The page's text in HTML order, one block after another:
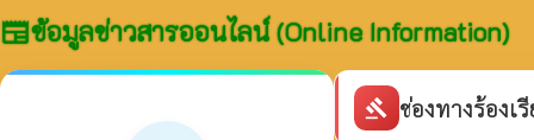
newspaperข้อมูลข่าวสารออนไลน์ (Online Information)
gavel ช่องทางร้อง